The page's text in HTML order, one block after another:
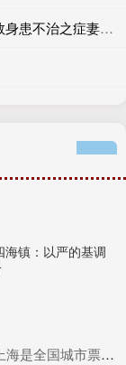
股票配资平台配资网 国家一级演员邵峰，为救身患不治之症妻子倾家荡产，如今他怎样了
海镇：以严的基调
国城市票房冠军